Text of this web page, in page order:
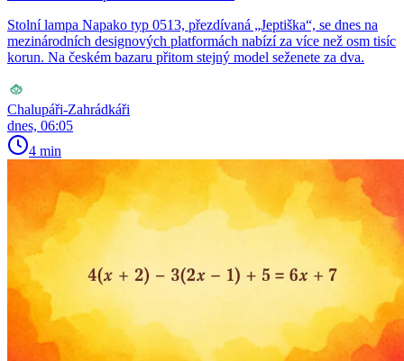
Stolní lampa Napako typ 0513, přezdívaná „Jeptiška“, se dnes na
mezinárodních designových platformách nabízí za více než osm tisíc
korun. Na českém bazaru přitom stejný model seženete za dva.
Chalupáři-Zahrádkáři
dnes, 06:05
4 min